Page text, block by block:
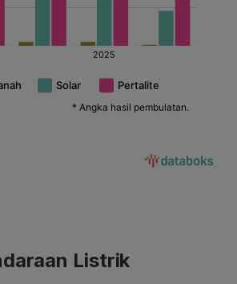
Listrik